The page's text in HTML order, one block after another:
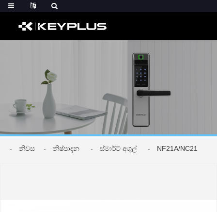
නිවස නිෂ්පාදන ස්මාර්ට් අගුල් NF21A/NC21